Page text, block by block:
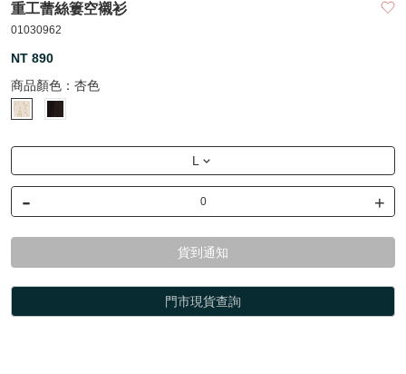
重工蕾絲簍空襯衫
01030962
NT 890
商品顏色： 杏色
L
- +
貨到通知
門市現貨查詢